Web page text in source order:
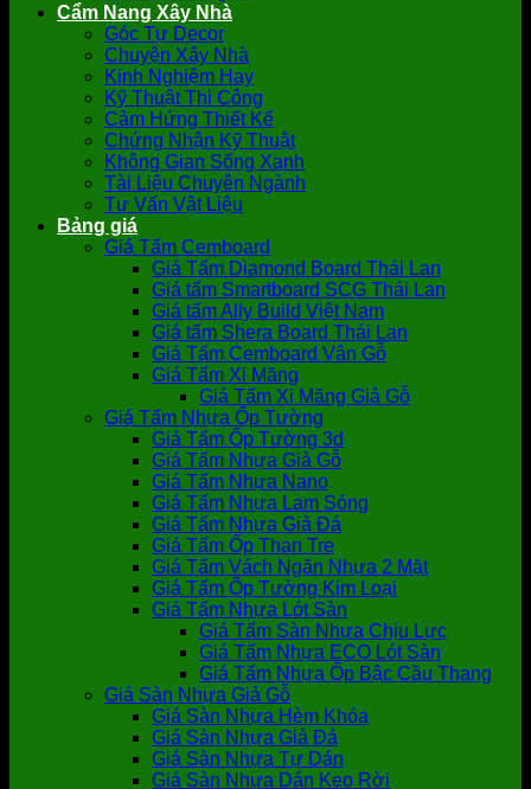
Cẩm Nang Xây Nhà
Góc Tự Decor
Chuyện Xây Nhà
Kinh Nghiệm Hay
Kỹ Thuật Thi Công
Cảm Hứng Thiết Kế
Chứng Nhận Kỹ Thuật
Không Gian Sống Xanh
Tài Liệu Chuyên Ngành
Tư Vấn Vật Liệu
Bảng giá
Giá Tấm Cemboard
Giá Tấm Diamond Board Thái Lan
Giá tấm Smartboard SCG Thái Lan
Giá tấm Ally Build Việt Nam
Giá tấm Shera Board Thái Lan
Giá Tấm Cemboard Vân Gỗ
Giá Tấm Xi Măng
Giá Tấm Xi Măng Giả Gỗ
Giá Tấm Nhựa Ốp Tường
Giá Tấm Ốp Tường 3d
Giá Tấm Nhựa Giả Gỗ
Giá Tấm Nhựa Nano
Giá Tấm Nhựa Lam Sóng
Giá Tấm Nhựa Giả Đá
Giá Tấm Ốp Than Tre
Giá Tấm Vách Ngăn Nhựa 2 Mặt
Giá Tấm Ốp Tường Kim Loại
Giá Tấm Nhựa Lót Sàn
Giá Tấm Sàn Nhựa Chịu Lực
Giá Tấm Nhựa ECO Lót Sàn
Giá Tấm Nhựa Ốp Bậc Cầu Thang
Giá Sàn Nhựa Giả Gỗ
Giá Sàn Nhựa Hèm Khóa
Giá Sàn Nhựa Giả Đá
Giá Sàn Nhựa Tự Dán
Giá Sàn Nhựa Dán Keo Rời